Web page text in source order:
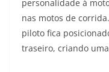
personalidade à
nas motos de
piloto fica
traseiro, criando uma